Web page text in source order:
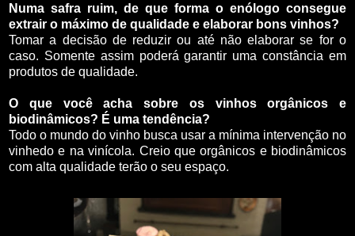
Numa safra ruim, de que forma o enólogo consegue
extrair o máximo de qualidade e elaborar bons vinhos?
Tomar a decisão de reduzir ou até não elaborar se for o
caso. Somente assim poderá garantir uma constância em
produtos de qualidade.
O que você acha sobre os vinhos orgânicos e
biodinâmicos? É uma tendência?
Todo o mundo do vinho busca usar a mínima intervenção no
vinhedo e na vinícola. Creio que orgânicos e biodinâmicos
com alta qualidade terão o seu espaço.